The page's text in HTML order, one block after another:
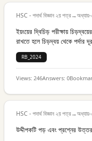
HSC - পদার্থ বিজ্ঞান ২য় পত্র→
ইয়ংয়ের দ্বিচিড় পরীক্ষায়
রাখতে হলে চিড়দ্বয় থেকে পর্দার
RB_2024
Views: 246Answers: 0
HSC - পদার্থ বিজ্ঞান ২য় পত্র→
উদ্দীপকটি পড় এবং প্রশ্নের